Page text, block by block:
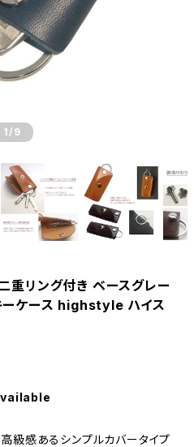
1 /9
重リング付き ベースグレー
ーケース highstyle ハイス
級感あるシンプルカバータイプ